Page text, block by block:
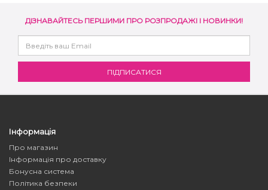
ДІЗНАВАЙТЕСЬ ПЕРШИМИ ПРО РОЗПРОДАЖІ І НОВИНКИ!
Інформація
Про магазин
Інформація про доставку
Бонусна система
Політика безпеки